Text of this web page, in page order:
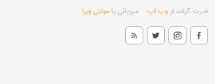
قدرت گرفته از وب اپ میزبانی بامولتی ویرا